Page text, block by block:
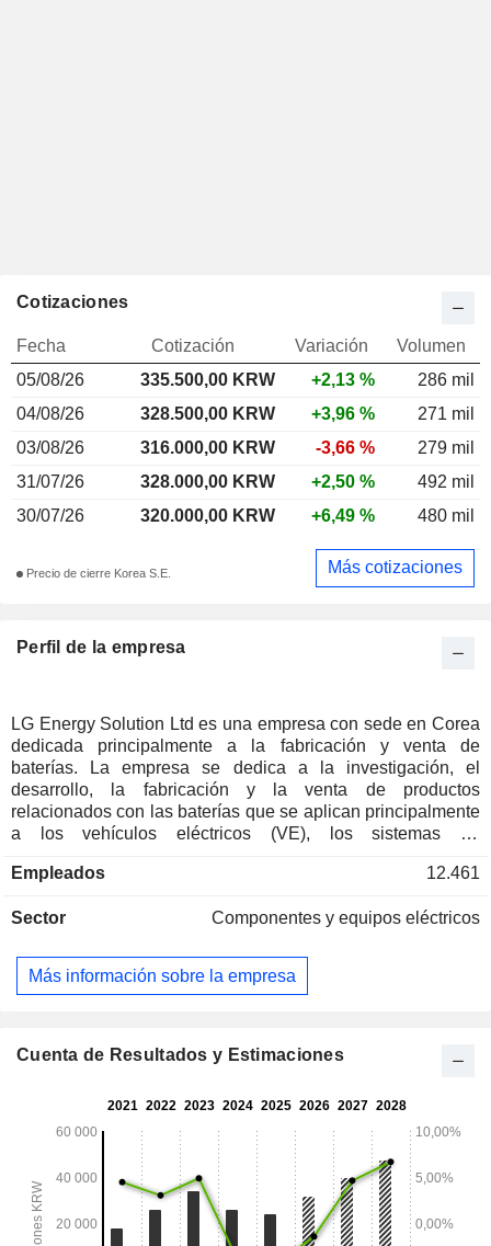
Perfil de la empresa
LG Energy Solution Ltd es una empresa con sede en Corea
dedicada principalmente a la fabricación y venta de
baterías. La empresa se dedica a la investigación, el
desarrollo, la fabricación y la venta de productos
relacionados con las baterías que se aplican principalmente
a los vehículos eléctricos (VE), los sistemas de
tecnología de la información (TI), las herramientas eléctricas
productos de la empresa incluye baterías para VE, baterías
Empleados 12.461
Sector Componentes y equipos eléctricos
Más información sobre la empresa
Cotizaciones
Fecha Cotización Variación
Volumen
05/08/26
335.500,00 KRW +2,13 %
286 mil
04/08/26
328.500,00 KRW +3,96 %
271 mil
03/08/26
316.000,00 KRW -3,66 %
279 mil
31/07/26
328.000,00 KRW +2,50 %
492 mil
30/07/26
320.000,00 KRW +6,49 % 480 mil
Precio de cierre Korea S.E. Más cotizaciones
Cuenta de Resultados y Estimaciones